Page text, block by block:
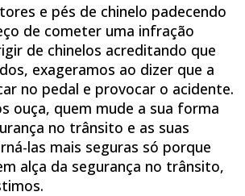
e pés de chinelo padecendo
de cometer uma infração
de chinelos acreditando que
exageramos ao dizer que a
no pedal e provocar o acidente.
ouça, quem mude a sua forma
no trânsito e as suas
las mais seguras só porque
alça da segurança no trânsito,